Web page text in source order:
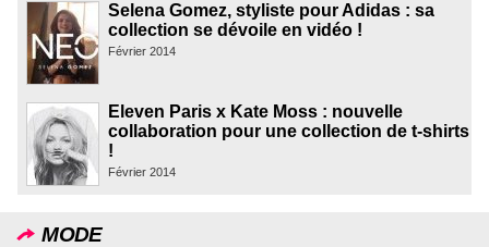
Selena Gomez, styliste pour Adidas : sa
collection se dévoile en vidéo !
Février 2014
Eleven Paris x Kate Moss : nouvelle
collaboration pour une collection de t-shirts
!
Février 2014
MODE